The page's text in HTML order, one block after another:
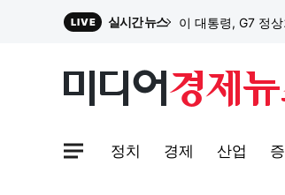
LIVE 실시간 뉴스 이 대통령, G7 정
원파디, 롯데백화
대한전선, 1463억
사이트맵메뉴 열기
정치 경제 산업